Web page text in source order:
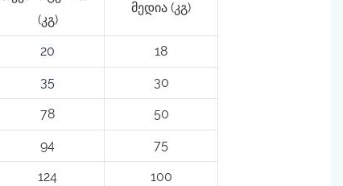
(კგ)
მედია (კგ)
20 18
35 30
78 50
94 75
124 100